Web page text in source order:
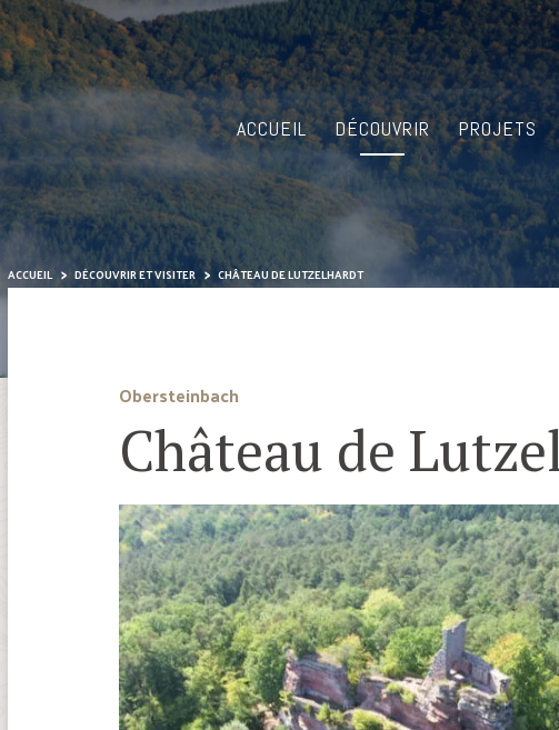
ACCUEIL DÉCOUVRIR PROJETS
ACCUEIL DÉCOUVRIR ET VISITER CHÂTEAU DE LUTZELHARDT
Obersteinbach
Château de